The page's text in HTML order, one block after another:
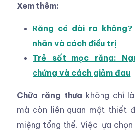
Xem thêm:
Răng có dài ra không?
nhân và cách điều trị
Trẻ sốt mọc răng:
chứng và cách giảm đau
Chữa răng thưa không chỉ
mà còn liên quan mật thiết
miệng tổng thể. Việc lựa chọn